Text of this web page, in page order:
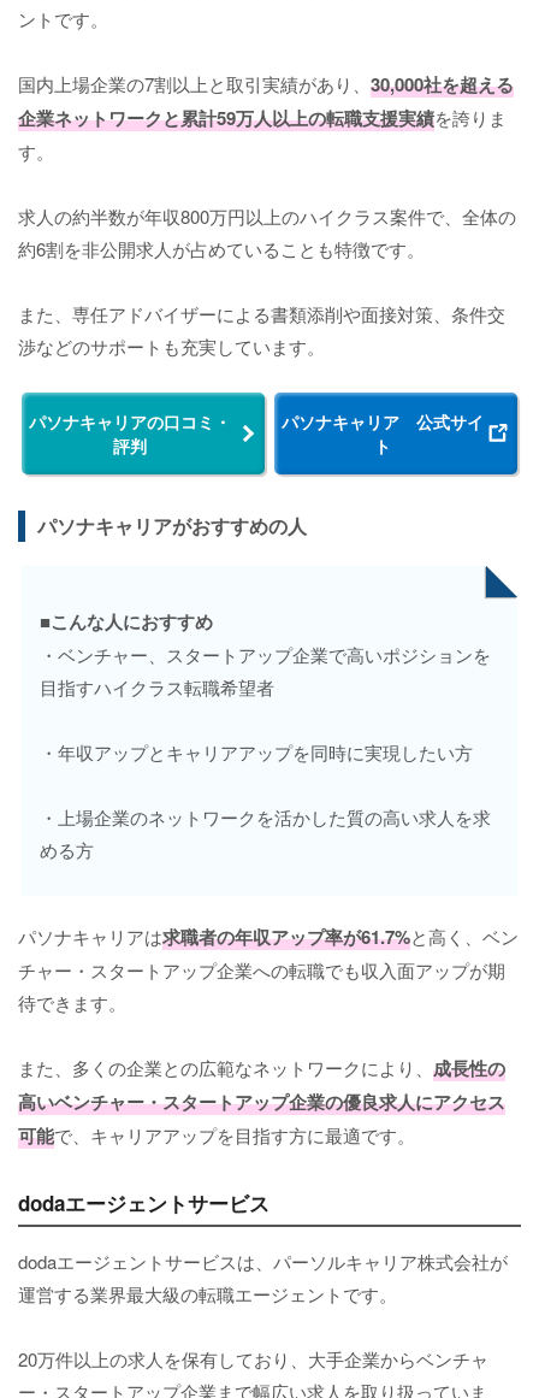
ントです。
国内上場企業の7割以上と取引実績があり、 30,000社を超える
企業ネットワークと累計59万人以上の転職支援実績を誇りま
す。
求人の約半数が年収800万円以上のハイクラス案件で、全体の
約6割を非公開求人が占めていることも特徴です。
また、専任アドバイザーによる書類添削や面接対策、条件交
渉などのサポートも充実しています。
パソナキャリアの口コミ・
評判
パソナキャリア 公式サイ
ト
パソナキャリアがおすすめの人
■こんな人におすすめ
・ベンチャー、スタートアップ企業で高いポジションを
目指すハイクラス転職希望者
・年収アップとキャリアアップを同時に実現したい方
・上場企業のネットワークを活かした質の高い求人を求
める方
パソナキャリアは求職者の年収アップ率が61.7%と高く、ベン
チャー・スタートアップ企業への転職でも収入面アップが期
待できます。
また、多くの企業との広範なネットワークにより、 成長性の
高いベンチャー・スタートアップ企業の優良求人にアクセス
可能で、キャリアアップを目指す方に最適です。
dodaエージェントサービス
dodaエージェントサービスは、パーソルキャリア株式会社が
運営する業界最大級の転職エージェントです。
20万件以上の求人を保有しており、大手企業からベンチャ
ー・スタートアップ企業まで幅広い求人を取り扱っていま